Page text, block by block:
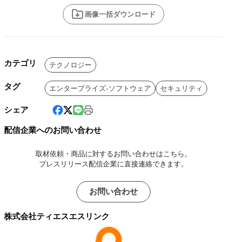
画像一括ダウンロード
カテゴリ テクノロジー
タグ エンタープライズ-ソフトウェア セキュリティ
シェア
配信企業へのお問い合わせ
取材依頼・商品に対するお問い合わせはこちら。
プレスリリース配信企業に直接連絡できます。
お問い合わせ
株式会社ティエスエスリンク